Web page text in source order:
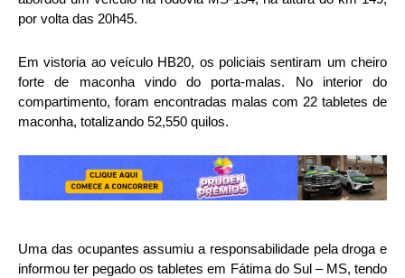
por volta das 20h45.
Em vistoria ao veículo HB20, os policiais sentiram um cheiro
forte de maconha vindo do porta-malas. No interior do
compartimento, foram encontradas malas com 22 tabletes de
maconha, totalizando 52,550 quilos.
Uma das ocupantes assumiu a responsabilidade pela droga e
informou ter pegado os tabletes em Fátima do Sul – MS, tendo